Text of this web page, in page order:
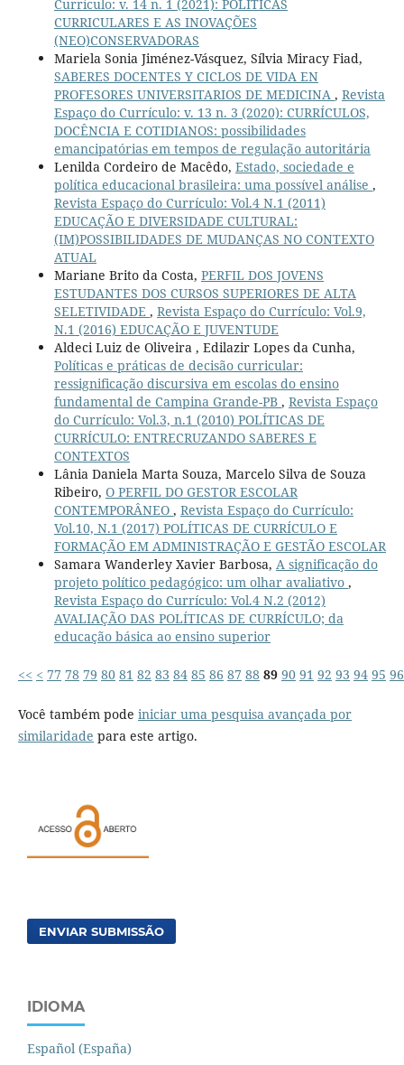
Currículo: v. 14 n. 1 (2021): POLÍTICAS
CURRICULARES E AS INOVAÇÕES
(NEO)CONSERVADORAS
Mariela Sonia Jiménez-Vásquez, Sílvia Miracy Fiad,
SABERES DOCENTES Y CICLOS DE VIDA EN
PROFESORES UNIVERSITARIOS DE MEDICINA , Revista
Espaço do Currículo: v. 13 n. 3 (2020): CURRÍCULOS,
DOCÊNCIA E COTIDIANOS: possibilidades
emancipatórias em tempos de regulação autoritária
Lenilda Cordeiro de Macêdo, Estado, sociedade e
política educacional brasileira: uma possível análise ,
Revista Espaço do Currículo: Vol.4 N.1 (2011)
EDUCAÇÃO E DIVERSIDADE CULTURAL:
(IM)POSSIBILIDADES DE MUDANÇAS NO CONTEXTO
ATUAL
Mariane Brito da Costa, PERFIL DOS JOVENS
ESTUDANTES DOS CURSOS SUPERIORES DE ALTA
SELETIVIDADE , Revista Espaço do Currículo: Vol.9,
N.1 (2016) EDUCAÇÃO E JUVENTUDE
Aldeci Luiz de Oliveira , Edilazir Lopes da Cunha,
Políticas e práticas de decisão curricular:
ressignificação discursiva em escolas do ensino
fundamental de Campina Grande-PB , Revista Espaço
do Currículo: Vol.3, n.1 (2010) POLÍTICAS DE
CURRÍCULO: ENTRECRUZANDO SABERES E
CONTEXTOS
Lânia Daniela Marta Souza, Marcelo Silva de Souza
Ribeiro, O PERFIL DO GESTOR ESCOLAR
CONTEMPORÂNEO , Revista Espaço do Currículo:
Vol.10, N.1 (2017) POLÍTICAS DE CURRÍCULO E
FORMAÇÃO EM ADMINISTRAÇÃO E GESTÃO ESCOLAR
Samara Wanderley Xavier Barbosa, A significação do
projeto político pedagógico: um olhar avaliativo ,
Revista Espaço do Currículo: Vol.4 N.2 (2012)
AVALIAÇÃO DAS POLÍTICAS DE CURRÍCULO; da
educação básica ao ensino superior
<< < 77 78 79 80 81 82 83 84 85 86 87 88 89 90 91 92 93 94 95 96
Você também pode iniciar uma pesquisa avançada por
similaridade para este artigo.
ENVIAR SUBMISSÃO
IDIOMA
Español (España)